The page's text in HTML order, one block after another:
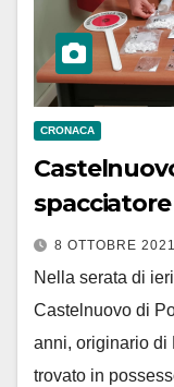
CRONACA
8 OTTOBRE 2021
Nella serata di
Castelnuovo di
anni, originario di
trovato in